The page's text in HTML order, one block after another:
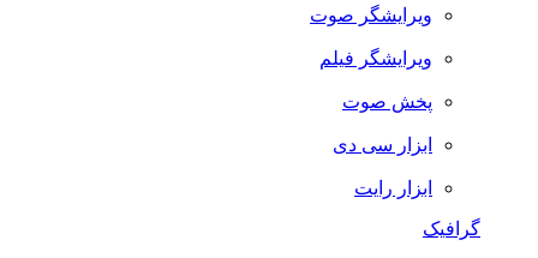
ویرایشگر صوت
ویرایشگر فیلم
پخش صوت
ابزار سی دی
ابزار رایت
گرافیک